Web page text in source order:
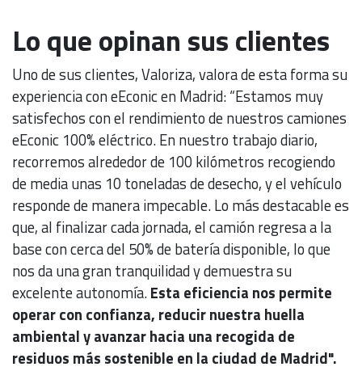
Lo que opinan sus clientes
Uno de sus clientes, Valoriza, valora de esta forma su
experiencia con eEconic en Madrid: “Estamos muy
satisfechos con el rendimiento de nuestros camiones
eEconic 100% eléctrico. En nuestro trabajo diario,
recorremos alrededor de 100 kilómetros recogiendo
de media unas 10 toneladas de desecho, y el vehículo
responde de manera impecable. Lo más destacable es
que, al finalizar cada jornada, el camión regresa a la
base con cerca del 50% de batería disponible, lo que
nos da una gran tranquilidad y demuestra su
excelente autonomía.Esta eficiencia nos permite
operar con confianza, reducir nuestra huella
ambiental y avanzar hacia una recogida de
residuos más sostenible en la ciudad de Madrid".